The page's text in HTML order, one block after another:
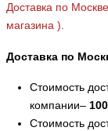
Доставка по
магазина ).
Доставка по
Стоимость
компании–
Стоимость